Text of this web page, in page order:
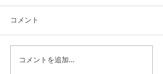
コメント
コメントを追加…